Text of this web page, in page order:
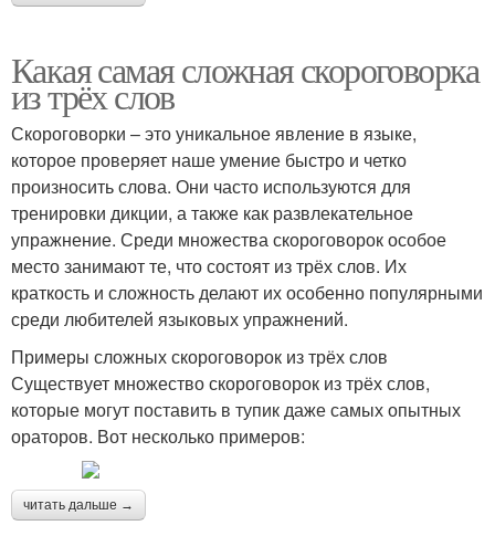
Какая самая сложная скороговорка
из трёх слов
Скороговорки – это уникальное явление в языке,
которое проверяет наше умение быстро и четко
произносить слова. Они часто используются для
тренировки дикции, а также как развлекательное
упражнение. Среди множества скороговорок особое
место занимают те, что состоят из трёх слов. Их
краткость и сложность делают их особенно популярными
среди любителей языковых упражнений.
Примеры сложных скороговорок из трёх слов
Существует множество скороговорок из трёх слов,
которые могут поставить в тупик даже самых опытных
ораторов. Вот несколько примеров:
читать дальше →